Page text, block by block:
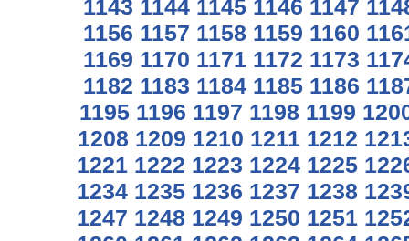
1143 1144 1145 1146 1147
1156 1157 1158 1159 1160
1169 1170 1171 1172 1173
1182 1183 1184 1185 1186
1195 1196 1197 1198 1199
1208 1209 1210 1211 1212
1221 1222 1223 1224 1225
1234 1235 1236 1237 1238
1247 1248 1249 1250 1251